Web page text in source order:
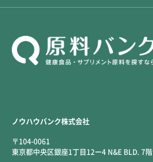
ノウハウバンク株式会社
〒104-0061
東京都中央区銀座1丁目12ー4 N&E BLD. 7階